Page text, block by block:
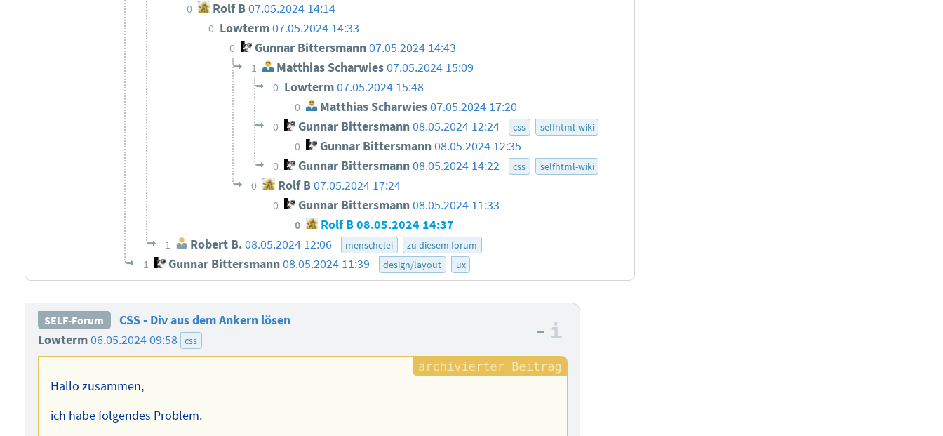
0 Rolf B07.05.2024 14:14
0 Lowterm07.05.2024 14:33
0 Gunnar Bittersmann07.05.2024 14:43
1 Matthias Scharwies07.05.2024 15:09
0 Lowterm07.05.2024 15:48
0 Matthias Scharwies07.05.2024 17:20
0 Gunnar Bittersmann08.05.2024 12:24 css selfhtml-wiki
0 Gunnar Bittersmann08.05.2024 12:35
0 Gunnar Bittersmann08.05.2024 14:22 css selfhtml-wiki
0 Rolf B07.05.2024 17:24
0 Gunnar Bittersmann08.05.2024 11:33
0 Rolf B08.05.2024 14:37
1 Robert B.08.05.2024 12:06 menschelei zu diesem forum
1 Gunnar Bittersmann08.05.2024 11:39 design/layout ux
SELF-Forum
CSS - Div aus dem Ankern lösen
Lowterm06.05.2024 09:58 css –
Hallo zusammen,
ich habe folgendes Problem.